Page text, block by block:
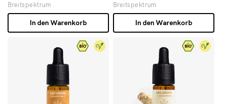
Breitspektrum
In den Warenkorb
Breitspektrum
In den Warenkorb